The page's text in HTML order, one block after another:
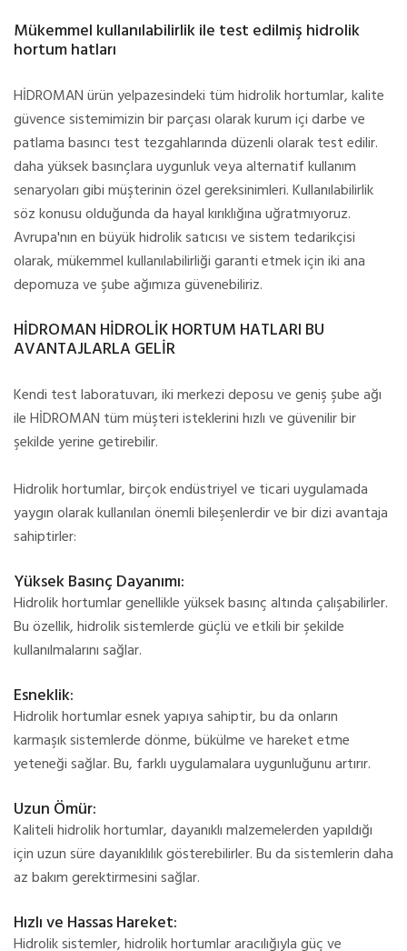
Mükemmel kullanılabilirlik ile test edilmiş hidrolik
hortum hatları
HİDROMAN ürün yelpazesindeki tüm hidrolik hortumlar, kalite
güvence sistemimizin bir parçası olarak kurum içi darbe ve
patlama basıncı test tezgahlarında düzenli olarak test edilir.
daha yüksek basınçlara uygunluk veya alternatif kullanım
senaryoları gibi müşterinin özel gereksinimleri. Kullanılabilirlik
söz konusu olduğunda da hayal kırıklığına uğratmıyoruz.
Avrupa'nın en büyük hidrolik satıcısı ve sistem tedarikçisi
olarak, mükemmel kullanılabilirliği garanti etmek için iki ana
depomuza ve şube ağımıza güvenebiliriz.
HİDROMAN HİDROLİK HORTUM HATLARI BU
AVANTAJLARLA GELİR
Kendi test laboratuvarı, iki merkezi deposu ve geniş şube ağı
ile HİDROMAN tüm müşteri isteklerini hızlı ve güvenilir bir
şekilde yerine getirebilir.
Hidrolik hortumlar, birçok endüstriyel ve ticari uygulamada
yaygın olarak kullanılan önemli bileşenlerdir ve bir dizi avantaja
sahiptirler:
Yüksek Basınç Dayanımı:
Hidrolik hortumlar genellikle yüksek basınç altında çalışabilirler.
Bu özellik, hidrolik sistemlerde güçlü ve etkili bir şekilde
kullanılmalarını sağlar.
Esneklik:
Hidrolik hortumlar esnek yapıya sahiptir, bu da onların
karmaşık sistemlerde dönme, bükülme ve hareket etme
yeteneği sağlar. Bu, farklı uygulamalara uygunluğunu artırır.
Uzun Ömür:
Kaliteli hidrolik hortumlar, dayanıklı malzemelerden yapıldığı
için uzun süre dayanıklılık gösterebilirler. Bu da sistemlerin daha
az bakım gerektirmesini sağlar.
Hızlı ve Hassas Hareket:
Hidrolik sistemler, hidrolik hortumlar aracılığıyla güç ve